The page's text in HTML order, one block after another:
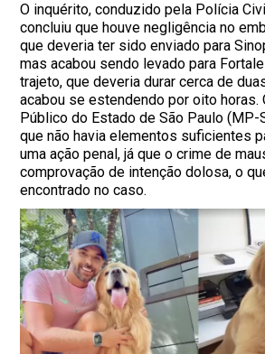
O inquérito, conduzido pela Polícia
concluiu que houve negligência no
que deveria ter sido enviado para
mas acabou sendo levado para
trajeto, que deveria durar cerca de
acabou se estendendo por oito horas.
Público do Estado de São Paulo (MP-
que não havia elementos suficientes
uma ação penal, já que o crime de
comprovação de intenção dolosa, o
encontrado no caso.